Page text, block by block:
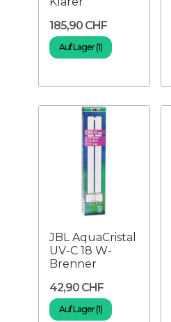
185,90 CHF
Auf Lager (1)
JBL AquaCristal
UV-C 18 W-
Brenner
42,90 CHF
Auf Lager (1)